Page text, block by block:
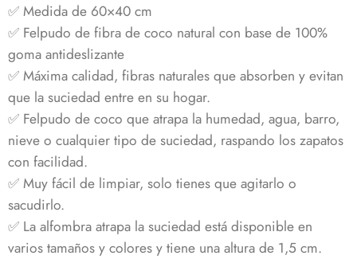
✅ Medida de 60×40 cm
✅ Felpudo de fibra de coco natural con base de 100%
goma antideslizante
✅ Máxima calidad, fibras naturales que absorben y evitan
que la suciedad entre en su hogar.
✅ Felpudo de coco que atrapa la humedad, agua, barro,
nieve o cualquier tipo de suciedad, raspando los zapatos
con facilidad.
✅ Muy fácil de limpiar, solo tienes que agitarlo o
sacudirlo.
✅ La alfombra atrapa la suciedad está disponible en
varios tamaños y colores y tiene una altura de 1,5 cm.